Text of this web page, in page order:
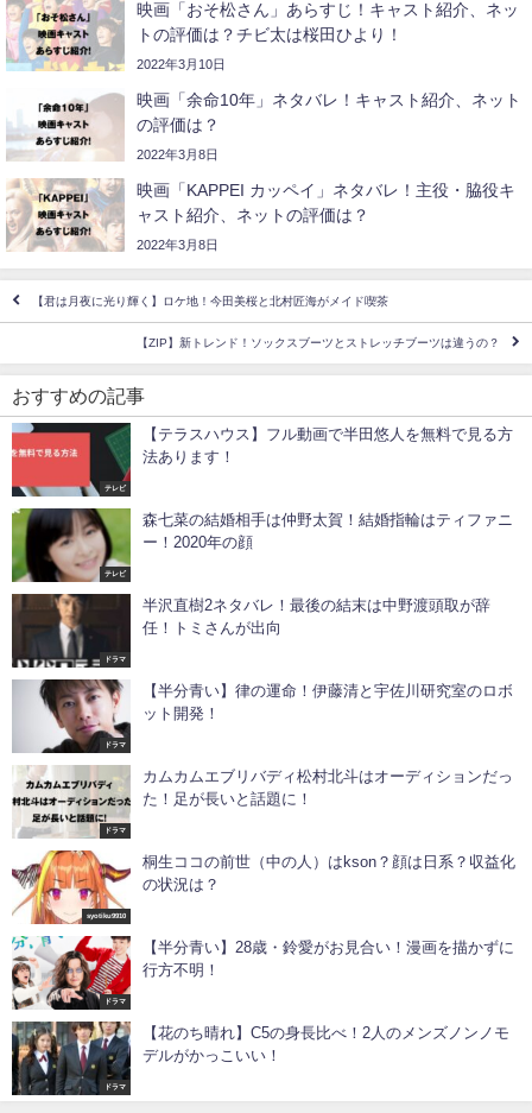
映画「おそ松さん」あらすじ！キャスト紹介、ネッ
トの評価は？チビ太は桜田ひより！
2022年3月10日
映画「余命10年」ネタバレ！キャスト紹介、ネット
の評価は？
2022年3月8日
映画「KAPPEI カッペイ」ネタバレ！主役・脇役キ
ャスト紹介、ネットの評価は？
2022年3月8日
【君は月夜に光り輝く】ロケ地！今田美桜と北村匠海がメイド喫茶
【ZIP】新トレンド！ソックスブーツとストレッチブーツは違うの？
おすすめの記事
テレビ
【テラスハウス】フル動画で半田悠人を無料で見る方
法あります！
テレビ
森七菜の結婚相手は仲野太賀！結婚指輪はティファニ
ー！2020年の顔
ドラマ
半沢直樹2ネタバレ！最後の結末は中野渡頭取が辞
任！トミさんが出向
ドラマ
【半分青い】律の運命！伊藤清と宇佐川研究室のロボ
ット開発！
ドラマ
カムカムエブリバディ松村北斗はオーディションだっ
た！足が長いと話題に！
syotiku9910
桐生ココの前世（中の人）はkson？顔は日系？収益化
の状況は？
ドラマ
【半分青い】28歳・鈴愛がお見合い！漫画を描かずに
行方不明！
ドラマ
【花のち晴れ】C5の身長比べ！2人のメンズノンノモ
デルがかっこいい！